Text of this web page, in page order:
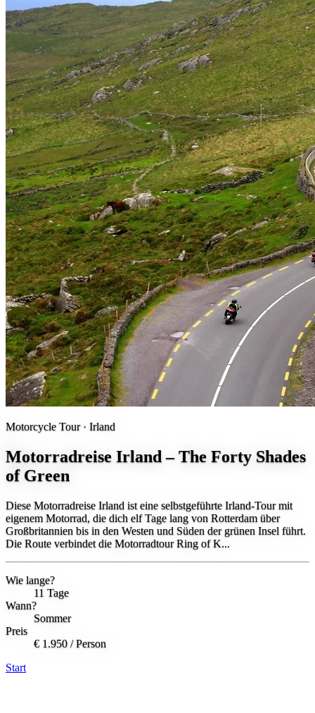
Motorcycle Tour · Irland
Motorradreise Irland – The Forty Shades
of Green
Diese Motorradreise Irland ist eine selbstgeführte Irland-Tour mit
eigenem Motorrad, die dich elf Tage lang von Rotterdam über
Großbritannien bis in den Westen und Süden der grünen Insel führt.
Die Route verbindet die Motorradtour Ring of K...
Wie lange?
11 Tage
Wann?
Sommer
Preis
€ 1.950 / Person
Start